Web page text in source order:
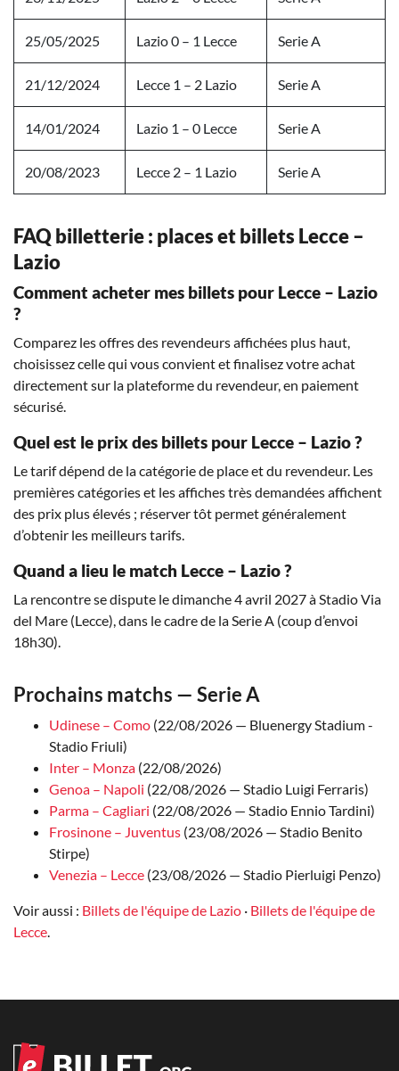
25/05/2025 Lazio 0 – 1 Lecce Serie A
21/12/2024 Lecce 1 – 2 Lazio Serie A
14/01/2024 Lazio 1 – 0 Lecce Serie A
20/08/2023 Lecce 2 – 1 Lazio Serie A
FAQ billetterie : places et billets Lecce –
Lazio
Comment acheter mes billets pour Lecce – Lazio
?
Comparez les offres des revendeurs affichées plus haut,
choisissez celle qui vous convient et finalisez votre achat
directement sur la plateforme du revendeur, en paiement
sécurisé.
Quel est le prix des billets pour Lecce – Lazio ?
Le tarif dépend de la catégorie de place et du revendeur. Les
premières catégories et les affiches très demandées affichent
des prix plus élevés ; réserver tôt permet généralement
d’obtenir les meilleurs tarifs.
Quand a lieu le match Lecce – Lazio ?
La rencontre se dispute le dimanche 4 avril 2027 à Stadio Via
del Mare (Lecce), dans le cadre de la Serie A (coup d’envoi
18h30).
Prochains matchs — Serie A
Udinese – Como (22/08/2026 — Bluenergy Stadium -
Stadio Friuli)
Inter – Monza (22/08/2026)
Genoa – Napoli (22/08/2026 — Stadio Luigi Ferraris)
Parma – Cagliari (22/08/2026 — Stadio Ennio Tardini)
Frosinone – Juventus (23/08/2026 — Stadio Benito
Stirpe)
Venezia – Lecce (23/08/2026 — Stadio Pierluigi Penzo)
Voir aussi : Billets de l'équipe de Lazio · Billets de l'équipe de
Lecce.